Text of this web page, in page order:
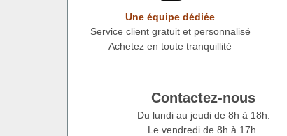
Une équipe dédiée
Service client gratuit et personnalisé
Achetez en toute tranquillité
Contactez-nous
Du lundi au jeudi de 8h à 18h.
Le vendredi de 8h à 17h.